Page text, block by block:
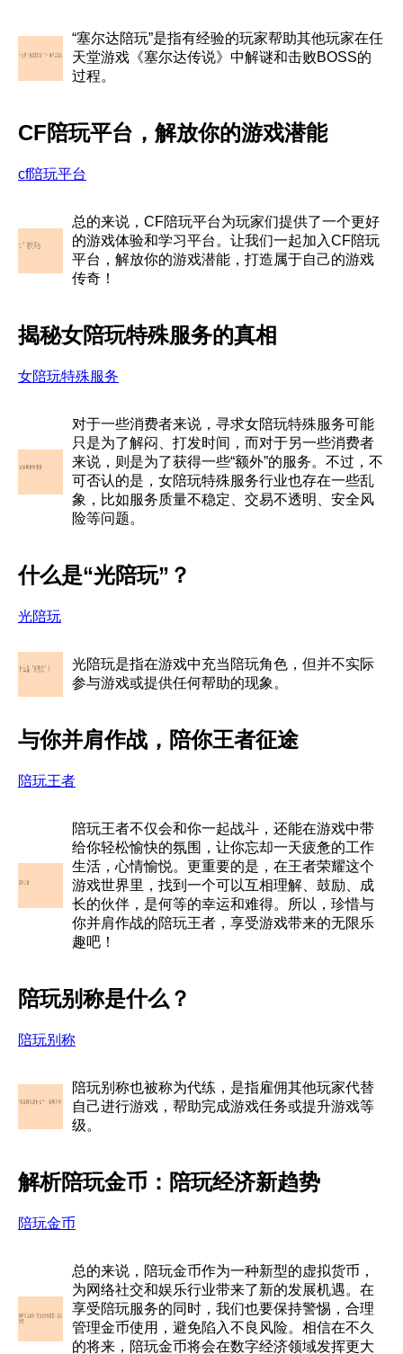
“塞尔达陪玩”是指有经验的玩家帮助其他玩家在任
天堂游戏《塞尔达传说》中解谜和击败BOSS的
过程。
CF陪玩平台，解放你的游戏潜能
cf陪玩平台
总的来说，CF陪玩平台为玩家们提供了一个更好
的游戏体验和学习平台。让我们一起加入CF陪玩
平台，解放你的游戏潜能，打造属于自己的游戏
传奇！
揭秘女陪玩特殊服务的真相
女陪玩特殊服务
对于一些消费者来说，寻求女陪玩特殊服务可能
只是为了解闷、打发时间，而对于另一些消费者
来说，则是为了获得一些“额外”的服务。不过，不
可否认的是，女陪玩特殊服务行业也存在一些乱
象，比如服务质量不稳定、交易不透明、安全风
险等问题。
什么是“光陪玩”？
光陪玩
光陪玩是指在游戏中充当陪玩角色，但并不实际
参与游戏或提供任何帮助的现象。
与你并肩作战，陪你王者征途
陪玩王者
陪玩王者不仅会和你一起战斗，还能在游戏中带
给你轻松愉快的氛围，让你忘却一天疲惫的工作
生活，心情愉悦。更重要的是，在王者荣耀这个
游戏世界里，找到一个可以互相理解、鼓励、成
长的伙伴，是何等的幸运和难得。所以，珍惜与
你并肩作战的陪玩王者，享受游戏带来的无限乐
趣吧！
陪玩别称是什么？
陪玩别称
陪玩别称也被称为代练，是指雇佣其他玩家代替
自己进行游戏，帮助完成游戏任务或提升游戏等
级。
解析陪玩金币：陪玩经济新趋势
陪玩金币
总的来说，陪玩金币作为一种新型的虚拟货币，
为网络社交和娱乐行业带来了新的发展机遇。在
享受陪玩服务的同时，我们也要保持警惕，合理
管理金币使用，避免陷入不良风险。相信在不久
的将来，陪玩金币将会在数字经济领域发挥更大